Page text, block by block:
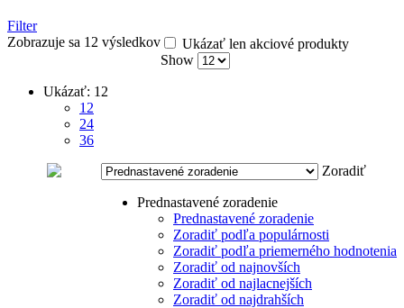
Filter
Zobrazuje sa 12 výsledkov
Ukázať len akciové produkty
Show
Ukázať: 12
12
24
36
Zoradiť
Prednastavené zoradenie
Prednastavené zoradenie
Zoradiť podľa populárnosti
Zoradiť podľa priemerného hodnotenia
Zoradiť od najnovších
Zoradiť od najlacnejších
Zoradiť od najdrahších